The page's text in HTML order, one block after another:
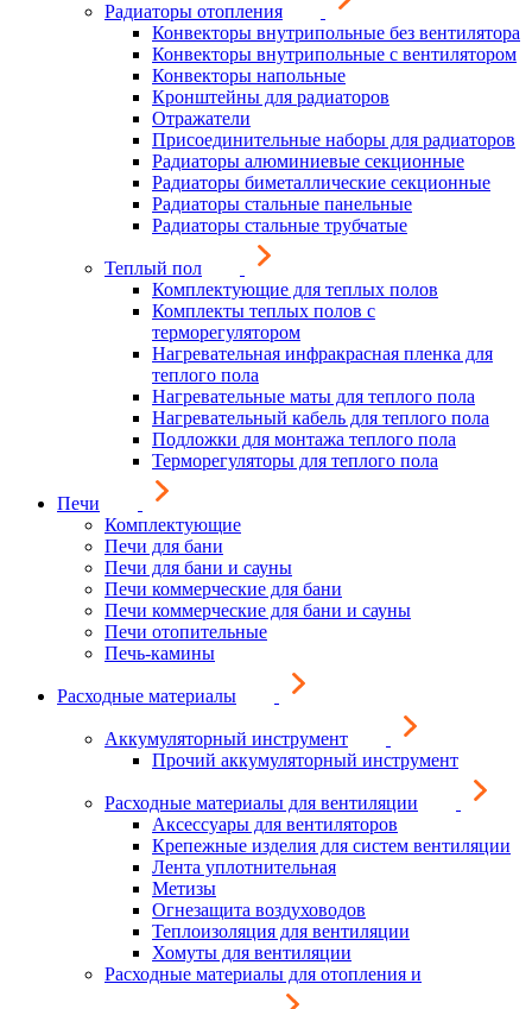
Радиаторы отопления
Конвекторы внутрипольные без вентилятора
Конвекторы внутрипольные с вентилятором
Конвекторы напольные
Кронштейны для радиаторов
Отражатели
Присоединительные наборы для радиаторов
Радиаторы алюминиевые секционные
Радиаторы биметаллические секционные
Радиаторы стальные панельные
Радиаторы стальные трубчатые
Теплый пол
Комплектующие для теплых полов
Комплекты теплых полов с
терморегулятором
Нагревательная инфракрасная пленка для
теплого пола
Нагревательные маты для теплого пола
Нагревательный кабель для теплого пола
Подложки для монтажа теплого пола
Терморегуляторы для теплого пола
Печи
Комплектующие
Печи для бани
Печи для бани и сауны
Печи коммерческие для бани
Печи коммерческие для бани и сауны
Печи отопительные
Печь-камины
Расходные материалы
Аккумуляторный инструмент
Прочий аккумуляторный инструмент
Расходные материалы для вентиляции
Аксессуары для вентиляторов
Крепежные изделия для систем вентиляции
Лента уплотнительная
Метизы
Огнезащита воздуховодов
Теплоизоляция для вентиляции
Хомуты для вентиляции
Расходные материалы для отопления и